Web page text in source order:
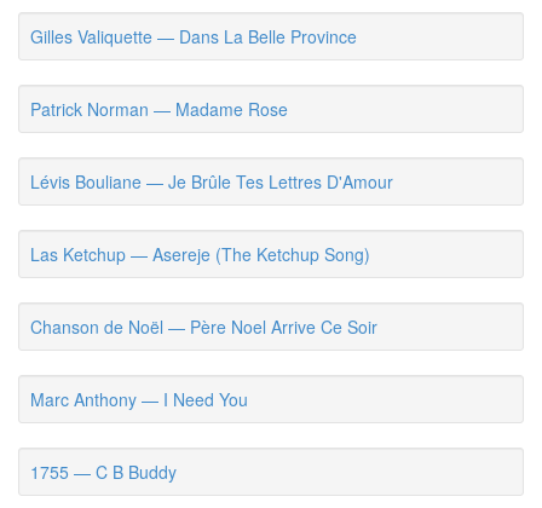
Gilles Valiquette — Dans La Belle Province
Patrick Norman — Madame Rose
Lévis Bouliane — Je Brûle Tes Lettres D'Amour
Las Ketchup — Asereje (The Ketchup Song)
Chanson de Noël — Père Noel Arrive Ce Soir
Marc Anthony — I Need You
1755 — C B Buddy